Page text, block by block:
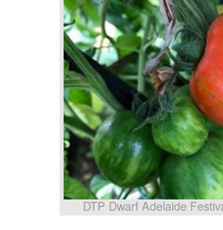
DTP Dwarf Adelaide